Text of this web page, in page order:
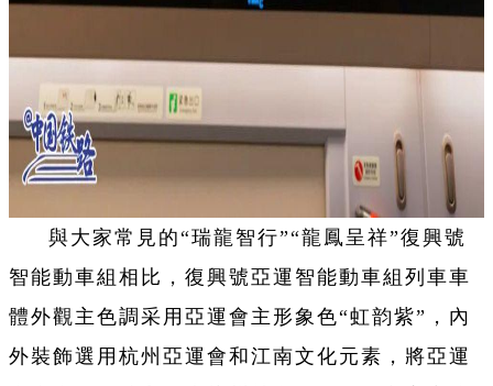
與大家常見的“瑞龍智行”“龍鳳呈祥”復興號
智能動車組相比，復興號亞運智能動車組列車車
體外觀主色調采用亞運會主形象色“虹韵紫”，內
外裝飾選用杭州亞運會和江南文化元素，將亞運